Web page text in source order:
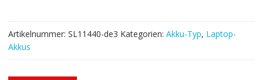
Artikelnummer: SL11440-de3 Kategorien: Akku-Typ, Laptop-
Akkus